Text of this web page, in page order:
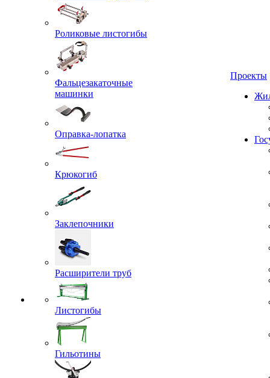
Роликовые листогибы
Фальцезакаточные
машинки
Оправка-лопатка
Крюкогиб
Заклепочники
Расширители труб
Листогибы
Гильотины
Проекты